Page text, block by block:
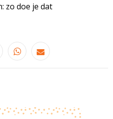
zo doe je dat